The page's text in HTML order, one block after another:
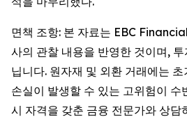
면책 조항: 본 자료는 EBC
사의 관찰 내용을 반영한 것이며,
닙니다. 원자재 및 외환 거래에는
손실이 발생할 수 있는 고위험이 수
시 자격을 갖춘 금융 전문가와 상담